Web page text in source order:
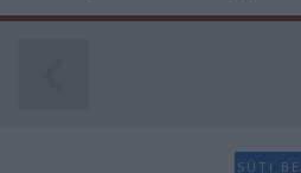
SÜTI